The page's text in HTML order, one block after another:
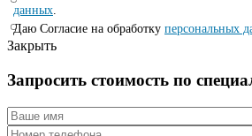
данных.
Даю Согласие на обработку персональных
Закрыть
Запросить стоимость по